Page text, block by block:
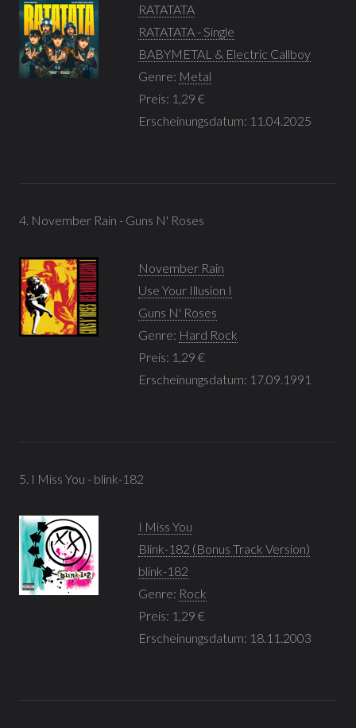
RATATATA
RATATATA - Single
BABYMETAL & Electric Callboy
Genre: Metal
Preis: 1,29 €
Erscheinungsdatum: 11.04.2025
4. November Rain - Guns N' Roses
November Rain
Use Your Illusion I
Guns N' Roses
Genre: Hard Rock
Preis: 1,29 €
Erscheinungsdatum: 17.09.1991
5. I Miss You - blink-182
I Miss You
Blink-182 (Bonus Track Version)
blink-182
Genre: Rock
Preis: 1,29 €
Erscheinungsdatum: 18.11.2003